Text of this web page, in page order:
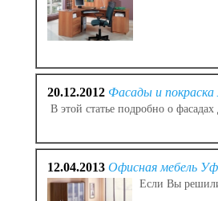
20.12.2012 Фасады и покраска
В этой статье подробно о
12.04.2013 Офисная мебель
Если Вы